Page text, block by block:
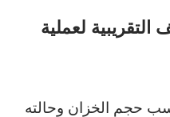
التقريبية لعملية
حجم الخزان وحالته